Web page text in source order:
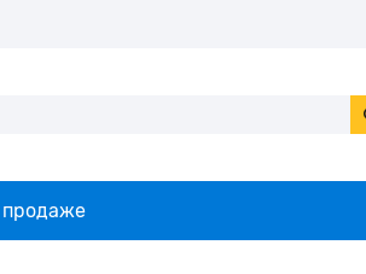
продаже